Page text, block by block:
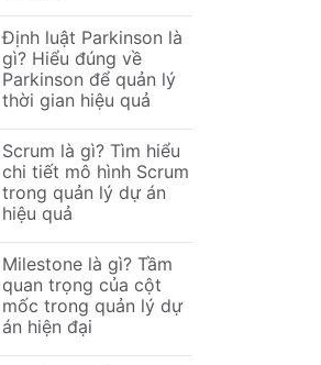
Định luật Parkinson là
gì? Hiểu đúng về
Parkinson để quản lý
thời gian hiệu quả
Scrum là gì? Tìm hiểu
chi tiết mô hình Scrum
trong quản lý dự án
hiệu quả
Milestone là gì? Tầm
quan trọng của cột
mốc trong quản lý dự
án hiện đại